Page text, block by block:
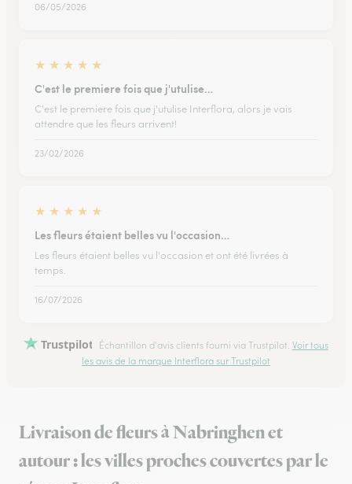
06/05/2026
★ ★ ★ ★ ★
C'est le premiere fois que j'utulise…
C'est le premiere fois que j'utulise Interflora, alors je vais
attendre que les fleurs arrivent!
23/02/2026
★ ★ ★ ★ ★
Les fleurs étaient belles vu l'occasion…
Les fleurs étaient belles vu l'occasion et ont été livrées à
temps.
16/07/2026
Trustpilot Échantillon d'avis clients fourni via Trustpilot. Voir tous
les avis de la marque Interflora sur Trustpilot
Livraison de fleurs à Nabringhen et
autour : les villes proches couvertes par le